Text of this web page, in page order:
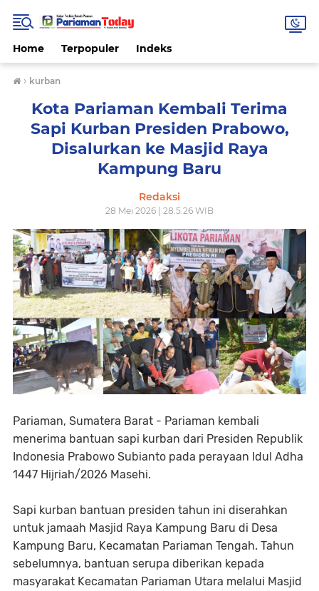
Home Terpopuler Indeks
› kurban
Kota Pariaman Kembali Terima
Sapi Kurban Presiden Prabowo,
Disalurkan ke Masjid Raya
Kampung Baru
Redaksi
28 Mei 2026 | 28.5.26 WIB
Pariaman, Sumatera Barat - Pariaman kembali
menerima bantuan sapi kurban dari Presiden Republik
Indonesia Prabowo Subianto pada perayaan Idul Adha
1447 Hijriah/2026 Masehi.
Sapi kurban bantuan presiden tahun ini diserahkan
untuk jamaah Masjid Raya Kampung Baru di Desa
Kampung Baru, Kecamatan Pariaman Tengah. Tahun
sebelumnya, bantuan serupa diberikan kepada
masyarakat Kecamatan Pariaman Utara melalui Masjid